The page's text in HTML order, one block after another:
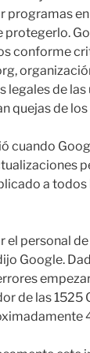
programas
protegerlo.
conforme
de
quejas de
cuando
a
el personal
Google.
de las 1525